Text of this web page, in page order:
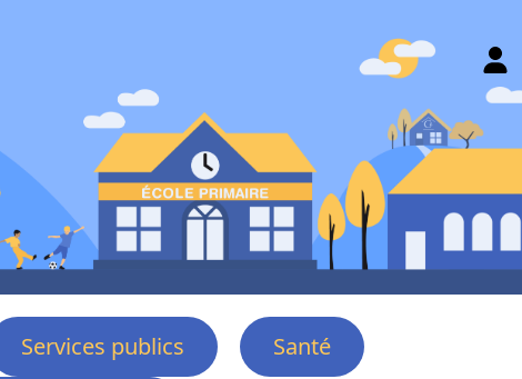
Services publics
Santé